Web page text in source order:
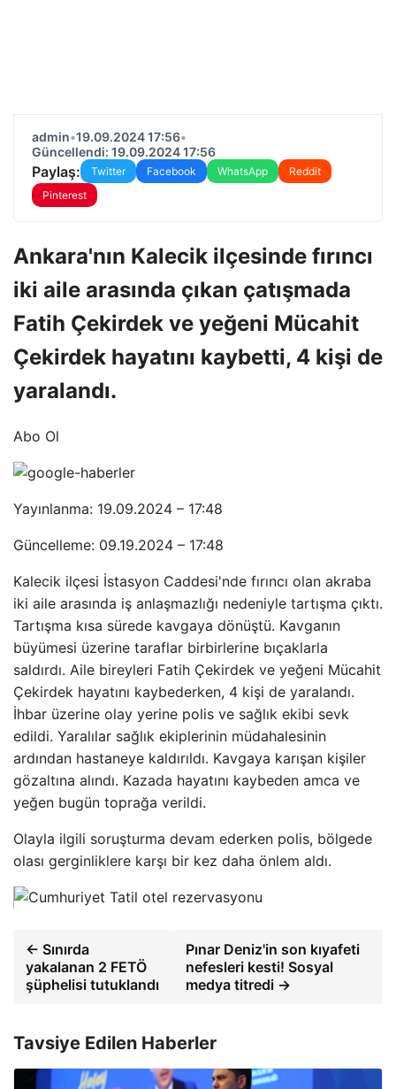
admin•19.09.2024 17:56•
Güncellendi: 19.09.2024 17:56
Paylaş: Twitter Facebook WhatsApp
Reddit
Pinterest
Ankara'nın Kalecik ilçesinde fırıncı
iki aile arasında çıkan çatışmada
Fatih Çekirdek ve yeğeni Mücahit
Çekirdek hayatını kaybetti, 4 kişi de
yaralandı.
Abo Ol
Yayınlanma: 19.09.2024 – 17:48
Güncelleme: 09.19.2024 – 17:48
Kalecik ilçesi İstasyon Caddesi'nde fırıncı olan akraba
iki aile arasında iş anlaşmazlığı nedeniyle tartışma çıktı.
Tartışma kısa sürede kavgaya dönüştü. Kavganın
büyümesi üzerine taraflar birbirlerine bıçaklarla
saldırdı. Aile bireyleri Fatih Çekirdek ve yeğeni Mücahit
Çekirdek hayatını kaybederken, 4 kişi de yaralandı.
İhbar üzerine olay yerine polis ve sağlık ekibi sevk
edildi. Yaralılar sağlık ekiplerinin müdahalesinin
ardından hastaneye kaldırıldı. Kavgaya karışan kişiler
gözaltına alındı. Kazada hayatını kaybeden amca ve
yeğen bugün toprağa verildi.
Olayla ilgili soruşturma devam ederken polis, bölgede
olası gerginliklere karşı bir kez daha önlem aldı.
← Sınırda
yakalanan 2 FETÖ
şüphelisi tutuklandı
Pınar Deniz'in son kıyafeti
nefesleri kesti! Sosyal
medya titredi →
Tavsiye Edilen Haberler